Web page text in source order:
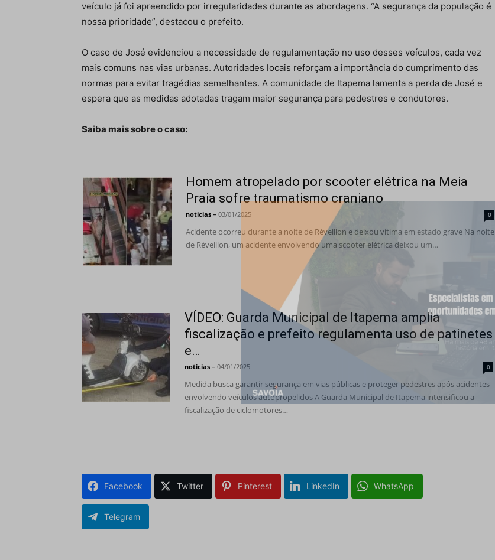
veículo já foi apreendido por irregularidades durante as abordagens. “A segurança da população é
nossa prioridade”, destacou o prefeito.
O caso de José evidenciou a necessidade de regulamentação no uso desses veículos, cada vez
mais comuns nas vias urbanas. Autoridades locais reforçam a importância do cumprimento das
normas para evitar tragédias semelhantes. A comunidade de Itapema lamenta a perda de José e
espera que as medidas adotadas tragam maior segurança para pedestres e condutores.
Saiba mais sobre o caso:
Homem atropelado por scooter elétrica na Meia
Praia sofre traumatismo craniano
noticias – 03/01/2025 0
Acidente ocorreu durante a noite de Réveillon e deixou vítima em estado grave Na noite
de Réveillon, um acidente envolvendo uma scooter elétrica deixou um…
VÍDEO: Guarda Municipal de Itapema amplia
fiscalização e prefeito regulamenta uso de patinetes
e…
noticias – 04/01/2025 0
Medida busca garantir segurança em vias públicas e proteger pedestres após acidentes
envolvendo veículos autopropelidos A Guarda Municipal de Itapema intensificou a
fiscalização de ciclomotores…
Facebook Twitter Pinterest LinkedIn WhatsApp
Telegram